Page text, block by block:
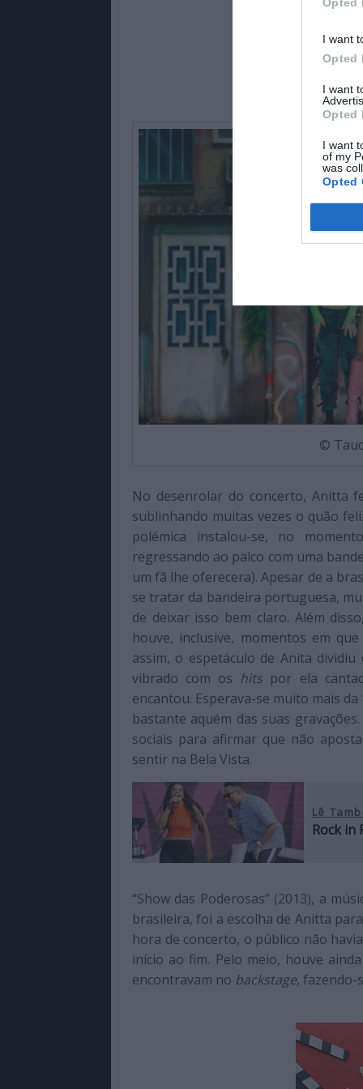
I want
Opted
I want
Opted
I want
of my
was
Opted
©
No desenrolar do concerto, Anitta
sublinhando muitas vezes o quão
polémica instalou-se, no
regressando ao palco com uma
um fã lhe oferecera). Apesar de a
se tratar da bandeira portuguesa,
de deixar isso bem claro. Além
houve, inclusive, momentos em
assim, o espetáculo de Anita
vibrado com os hits por ela
encantou. Esperava-se muito mais da
bastante aquém das suas
sociais para afirmar que não
sentir na Bela Vista.
Lê
Rock in
“Show das Poderosas” (2013), a
brasileira, foi a escolha de Anitta
hora de concerto, o público não
início ao fim. Pelo meio, houve
encontravam no backstage, fazendo-